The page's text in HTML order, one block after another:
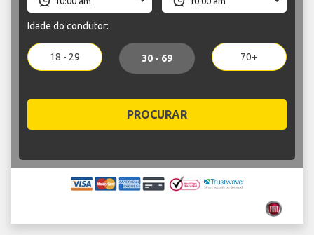
Idade do condutor:
18 - 29 30 - 69 70+
PROCURAR